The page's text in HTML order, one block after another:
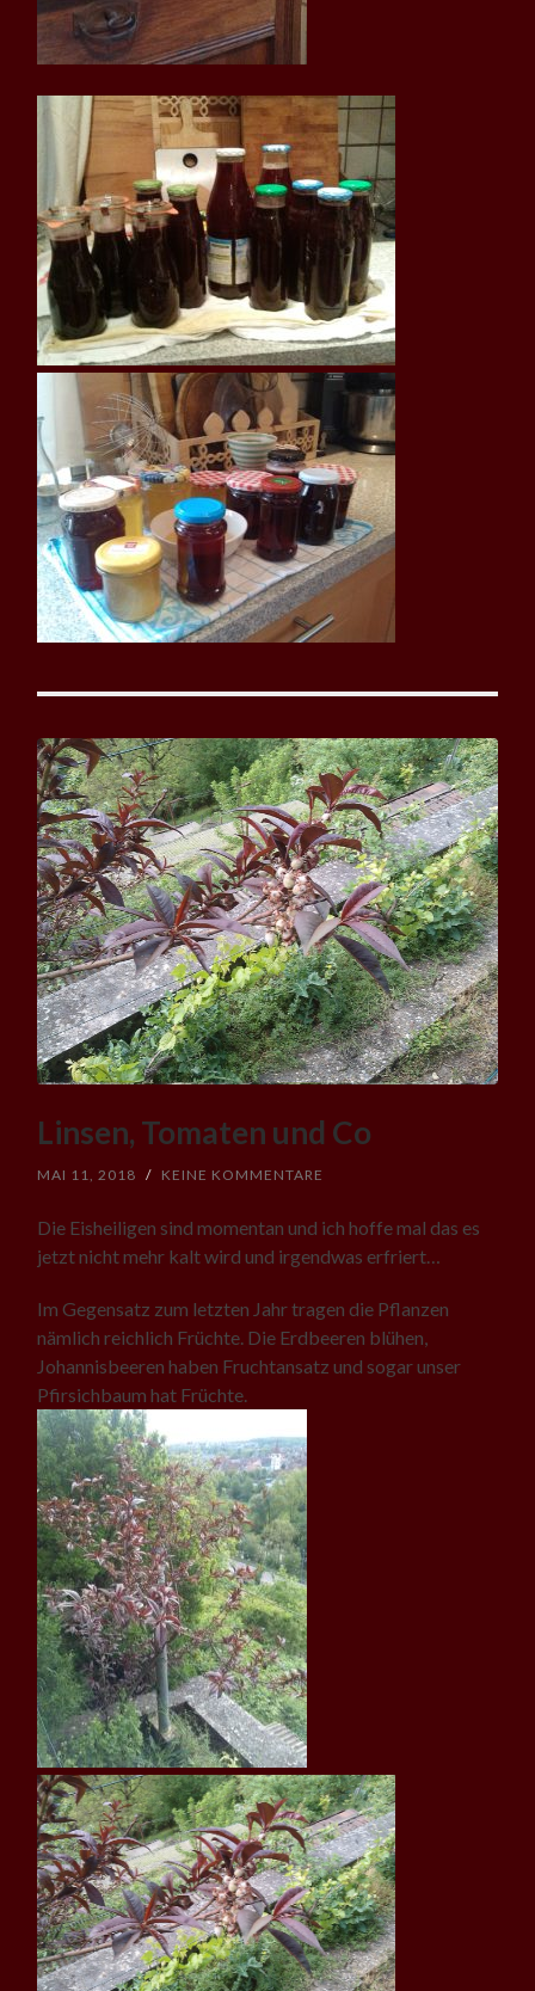
Linsen, Tomaten und Co
MAI 11, 2018 / KEINE KOMMENTARE
Die Eisheiligen sind momentan und ich hoffe mal das es
jetzt nicht mehr kalt wird und irgendwas erfriert…
Im Gegensatz zum letzten Jahr tragen die Pflanzen
nämlich reichlich Früchte. Die Erdbeeren blühen,
Johannisbeeren haben Fruchtansatz und sogar unser
Pfirsichbaum hat Früchte.